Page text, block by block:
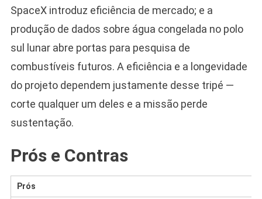
SpaceX introduz eficiência de mercado; e a
produção de dados sobre água congelada no polo
sul lunar abre portas para pesquisa de
combustíveis futuros. A eficiência e a longevidade
do projeto dependem justamente desse tripé —
corte qualquer um deles e a missão perde
sustentação.
Prós e Contras
Prós